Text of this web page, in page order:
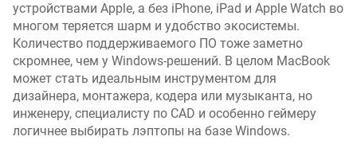
устройствами Apple, а без iPhone, iPad и Apple Watch во
многом теряется шарм и удобство экосистемы.
Количество поддерживаемого ПО тоже заметно
скромнее, чем у Windows-решений. В целом MacBook
может стать идеальным инструментом для
дизайнера, монтажера, кодера или музыканта, но
инженеру, специалисту по CAD и особенно геймеру
логичнее выбирать лэптопы на базе Windows.